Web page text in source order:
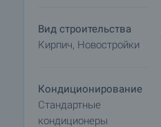
Вид строительства
Кирпич, Новостройки
Кондиционирование
Стандартные
кондиционеры